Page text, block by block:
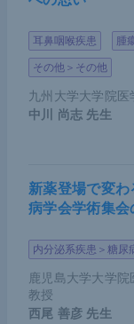
耳鼻咽喉疾患 腫
その他＞その他
九州大学大学院
中川 尚志 先生
新薬登場で変
病学会学術集会
内分泌系疾患＞糖尿
鹿児島大学大学
教授
西尾 善彦 先生